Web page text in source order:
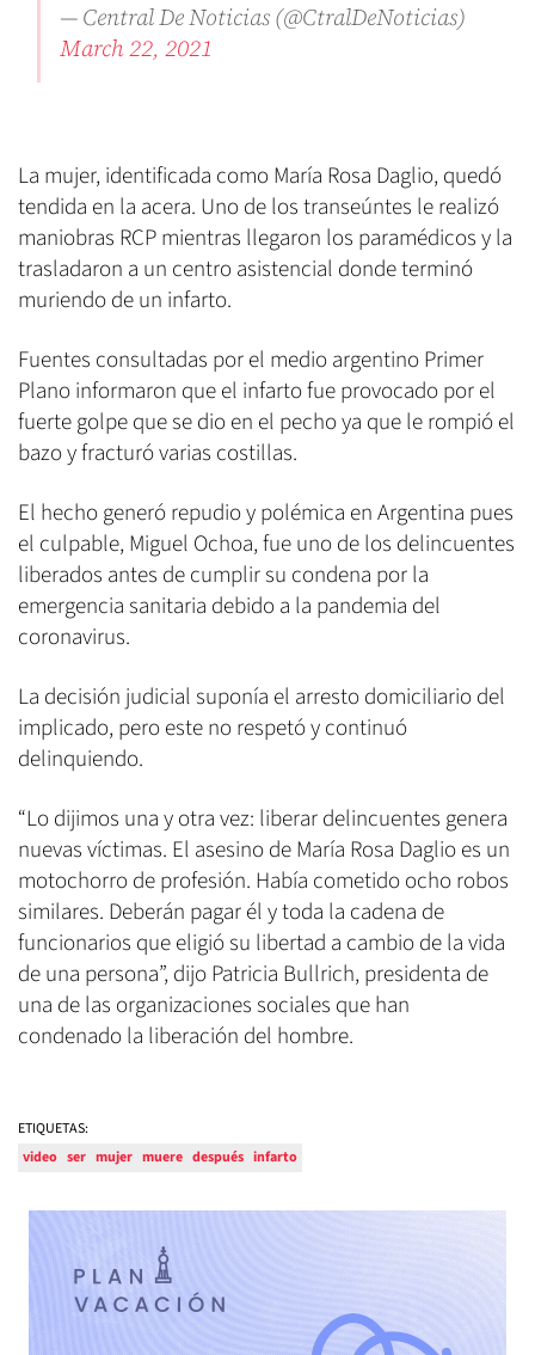
— Central De Noticias (@CtralDeNoticias)
March 22, 2021
La mujer, identificada como María Rosa Daglio, quedó
tendida en la acera. Uno de los transeúntes le realizó
maniobras RCP mientras llegaron los paramédicos y la
trasladaron a un centro asistencial donde terminó
muriendo de un infarto.
Fuentes consultadas por el medio argentino Primer
Plano informaron que el infarto fue provocado por el
fuerte golpe que se dio en el pecho ya que le rompió el
bazo y fracturó varias costillas.
El hecho generó repudio y polémica en Argentina pues
el culpable, Miguel Ochoa, fue uno de los delincuentes
liberados antes de cumplir su condena por la
emergencia sanitaria debido a la pandemia del
coronavirus.
La decisión judicial suponía el arresto domiciliario del
implicado, pero este no respetó y continuó
delinquiendo.
“Lo dijimos una y otra vez: liberar delincuentes genera
nuevas víctimas. El asesino de María Rosa Daglio es un
motochorro de profesión. Había cometido ocho robos
similares. Deberán pagar él y toda la cadena de
funcionarios que eligió su libertad a cambio de la vida
de una persona”, dijo Patricia Bullrich, presidenta de
una de las organizaciones sociales que han
condenado la liberación del hombre.
ETIQUETAS:
video ser mujer muere después infarto